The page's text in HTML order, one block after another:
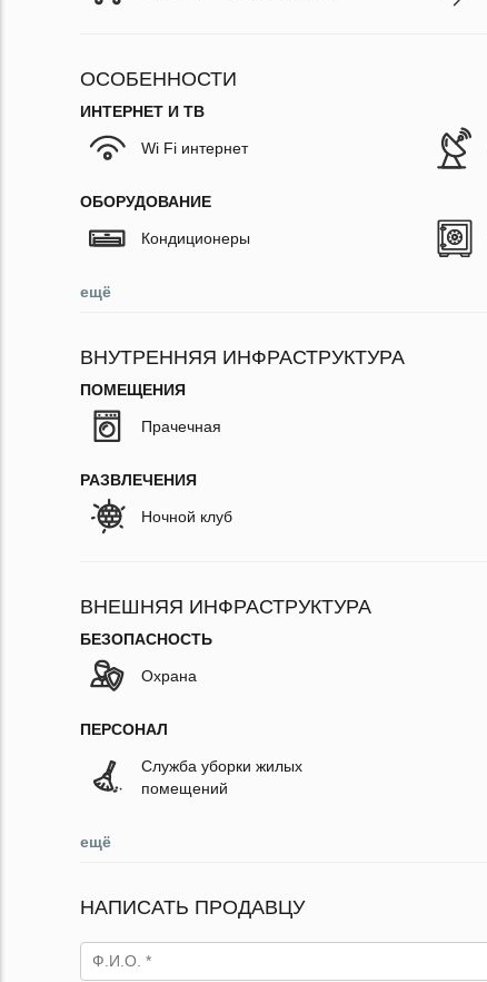
ОСОБЕННОСТИ
ИНТЕРНЕТ И ТВ
Wi Fi интернет
ОБОРУДОВАНИЕ
Кондиционеры
ещё
ВНУТРЕННЯЯ ИНФРАСТРУКТУРА
ПОМЕЩЕНИЯ
Прачечная
РАЗВЛЕЧЕНИЯ
Ночной клуб
ВНЕШНЯЯ ИНФРАСТРУКТУРА
БЕЗОПАСНОСТЬ
Охрана
ПЕРСОНАЛ
Служба уборки жилых
помещений
ещё
НАПИСАТЬ ПРОДАВЦУ